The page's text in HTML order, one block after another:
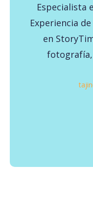
Especialista
Experiencia
en
fotografía,